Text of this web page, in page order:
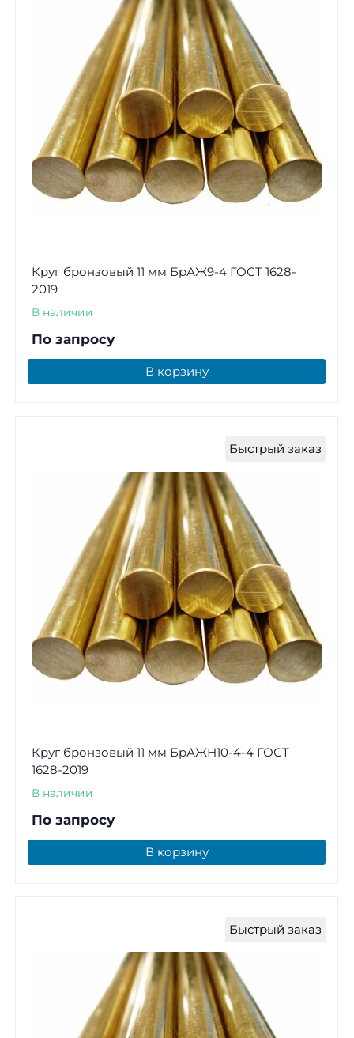
Круг бронзовый 11 мм БрАЖ9-4 ГОСТ 1628-
2019
В наличии
По запросу
В корзину
Быстрый заказ
Круг бронзовый 11 мм БрАЖН10-4-4 ГОСТ
1628-2019
В наличии
По запросу
В корзину
Быстрый заказ